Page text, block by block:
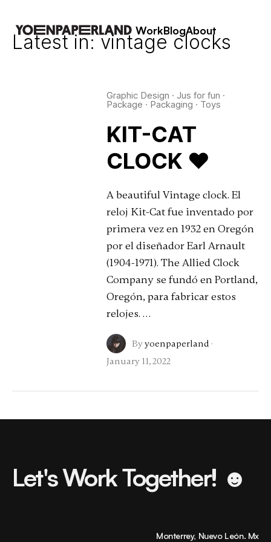
WorkBlogAbout
Latest in: vintage clocks
Graphic Design · Jus for fun ·
Package · Packaging · Toys
KIT-CAT
CLOCK ♥
A beautiful Vintage clock. El
reloj Kit-Cat fue inventado por
primera vez en 1932 en Oregón
por el diseñador Earl Arnault
(1904-1971). The Allied Clock
Company se fundó en Portland,
Oregón, para fabricar estos
relojes. …
Byyoenpaperland ·
January 11, 2022
Let's Work Together! ☻
Monterrey, Nuevo León. Mx